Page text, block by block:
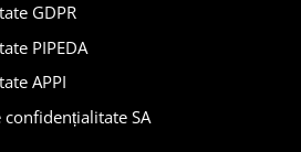
GDPR
PIPEDA
APPI
confidențialitate SA